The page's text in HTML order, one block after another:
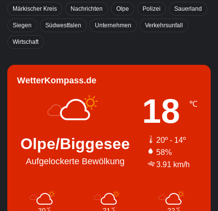
Märkischer Kreis Nachrichten Olpe Polizei Sauerland
Siegen Südwestfalen Unternehmen Verkehrsunfall
Wirtschaft
WetterKompass.de
Olpe/Biggesee
Aufgelockerte Bewölkung
18 ℃
20º - 14º
58%
3.91 km/h
℃ ℃ ℃